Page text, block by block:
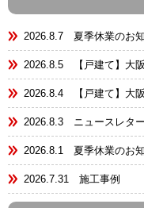
2026.8.7 夏季休業のお
2026.8.5 【戸建て】大
2026.8.4 【戸建て】大
2026.8.3 ニュースレタ
2026.8.1 夏季休業のお
2026.7.31 施工事例